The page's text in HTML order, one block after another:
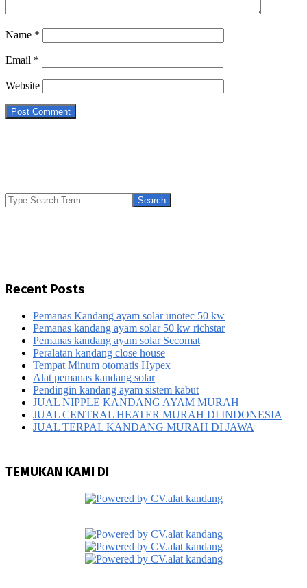
Name *
Email *
Website
Search
Recent Posts
Pemanas Kandang ayam solar unotec 50 kw
Pemanas kandang ayam solar 50 kw richstar
Pemanas kandang ayam solar Secomat
Peralatan kandang close house
Tempat Minum otomatis Hypex
Alat pemanas kandang solar
Pendingin kandang ayam sistem kabut
JUAL NIPPLE KANDANG AYAM MURAH
JUAL CENTRAL HEATER MURAH DI INDONESIA
JUAL TERPAL KANDANG MURAH DI JAWA
TEMUKAN KAMI DI